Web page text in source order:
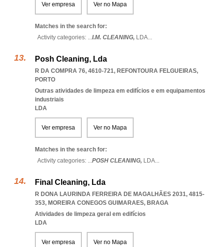
Ver empresa Ver no Mapa
Matches in the search for:
Activity categories: ...I.M. CLEANING, LDA...
Posh Cleaning, Lda
R DA COMPRA 76, 4610-721, REFONTOURA FELGUEIRAS,
PORTO
Outras atividades de limpeza em edifícios e em equipamentos
industriais
LDA
Ver empresa Ver no Mapa
Matches in the search for:
Activity categories: ...POSH CLEANING, LDA...
Final Cleaning, Lda
R DONA LAURINDA FERREIRA DE MAGALHÃES 2031, 4815-
353, MOREIRA CONEGOS GUIMARAES, BRAGA
Atividades de limpeza geral em edifícios
LDA
Ver empresa Ver no Mapa